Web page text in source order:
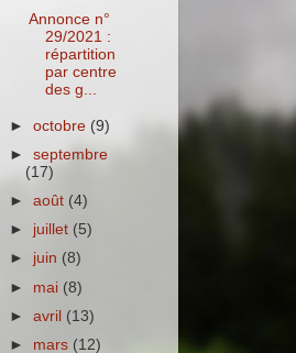
Annonce n°
29/2021 :
répartition
par centre
des g...
►octobre (9)
►septembre
(17)
►août (4)
► juillet (5)
► juin (8)
► mai (8)
►avril (13)
► mars (12)